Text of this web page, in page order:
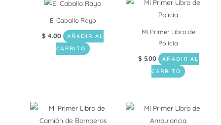
El Caballo Rayo
$ 4.00
AÑADIR AL
CARRITO
Mi Primer Libro de
Policía
$ 5.00
AÑADIR AL
CARRITO